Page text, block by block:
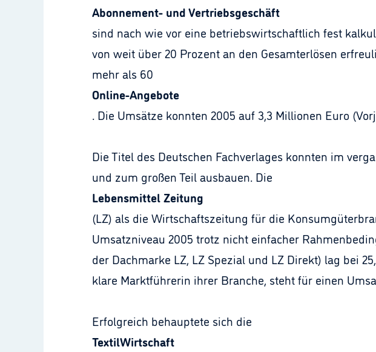
Abonnement- und Vertriebsgeschäft
sind nach wie vor eine betriebswirtschaftlich fest
von weit über 20 Prozent an den Gesamterlösen
mehr als 60
Online-Angebote
. Die Umsätze konnten 2005 auf 3,3 Millionen Euro
Die Titel des Deutschen Fachverlages konnten im
und zum großen Teil ausbauen. Die
Lebensmittel Zeitung
(LZ) als die Wirtschaftszeitung für die
Umsatzniveau 2005 trotz nicht einfacher
der Dachmarke LZ, LZ Spezial und LZ Direkt) lag bei
klare Marktführerin ihrer Branche, steht für einen
Erfolgreich behauptete sich die
TextilWirtschaft